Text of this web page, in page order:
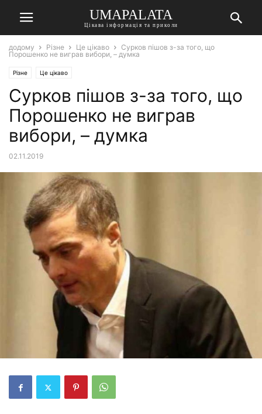
UMAPALATA
Цікава інформація та приколи
додому Різне Це цікаво
Сурков пішов з-за того, що
Порошенко не виграв вибори, – думка
Різне Це цікаво
Сурков пішов з-за того, що
Порошенко не виграв
вибори, – думка
02.11.2019